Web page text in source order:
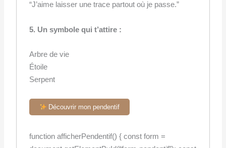
“J’aime laisser une trace partout où je passe.”
5. Un symbole qui t’attire :
Arbre de vie
Étoile
Serpent
Découvrir mon pendentif
function afficherPendentif() { const form =